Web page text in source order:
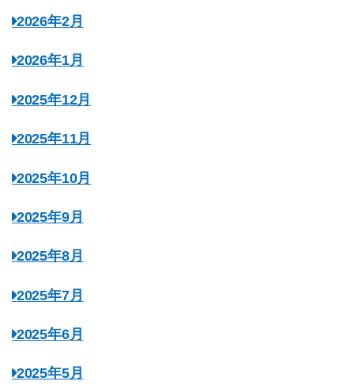
2026年2月
2026年1月
2025年12月
2025年11月
2025年10月
2025年9月
2025年8月
2025年7月
2025年6月
2025年5月